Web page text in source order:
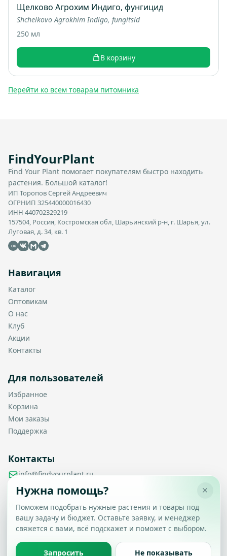
Щелково Агрохим Индиго, фунгицид
Shchelkovo Agrokhim Indigo, fungitsid
250 мл
В корзину
Перейти ко всем товарам питомника
FindYourPlant
Find Your Plant помогает покупателям быстро находить
растения. Большой каталог!
ИП Торопов Сергей Андреевич
ОГРНИП 325440000016430
ИНН 440702329219
157504, Россия, Костромская обл, Шарьинский р-н, г. Шарья, ул.
Луговая, д. 34, кв. 1
OK
Навигация
Каталог
Оптовикам
О нас
Клуб
Акции
Контакты
Для пользователей
Избранное
Корзина
Мои заказы
Поддержка
Контакты
info@findyourplant.ru
support@findyourplant.ru
findyourplantofficial@gmail.com
+7 929 115-17-50
Санкт-Петербург, Гражданский проспект, д. 104, корп. 1,
литера А, офис 430
Настройка конфиденциальности
Вы можете выбрать, какие типы файлов cookie
разрешить.
Политика обработки данных
Нужна помощь?
Поможем подобрать нужные растения и товары под
вашу задачу и бюджет. Оставьте заявку, и менеджер
свяжется с вами, всё подскажет и поможет с выбором.
Запросить Не показывать